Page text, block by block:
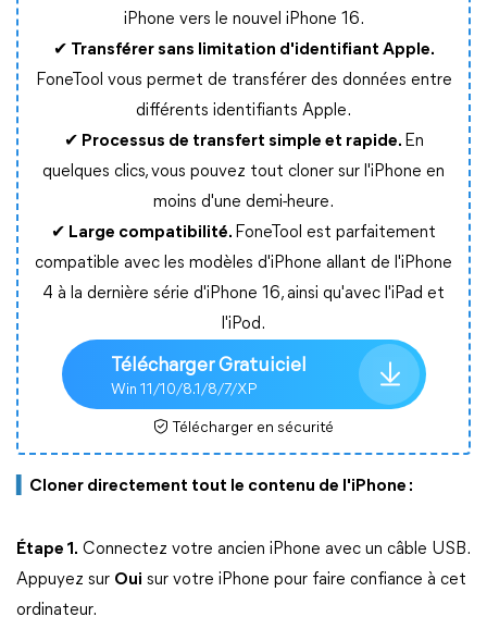
iPhone vers le nouvel iPhone 16.
✔ Transférer sans limitation d'identifiant Apple.
FoneTool vous permet de transférer des données entre
différents identifiants Apple.
✔ Processus de transfert simple et rapide. En
quelques clics, vous pouvez tout cloner sur l'iPhone en
moins d'une demi-heure.
✔ Large compatibilité. FoneTool est parfaitement
compatible avec les modèles d'iPhone allant de l'iPhone
4 à la dernière série d'iPhone 16, ainsi qu'avec l'iPad et
l'iPod.
Télécharger Gratuiciel
Win 11/10/8.1/8/7/XP
Télécharger en sécurité
Cloner directement tout le contenu de l'iPhone :
Étape 1. Connectez votre ancien iPhone avec un câble USB.
Appuyez sur Oui sur votre iPhone pour faire confiance à cet
ordinateur.